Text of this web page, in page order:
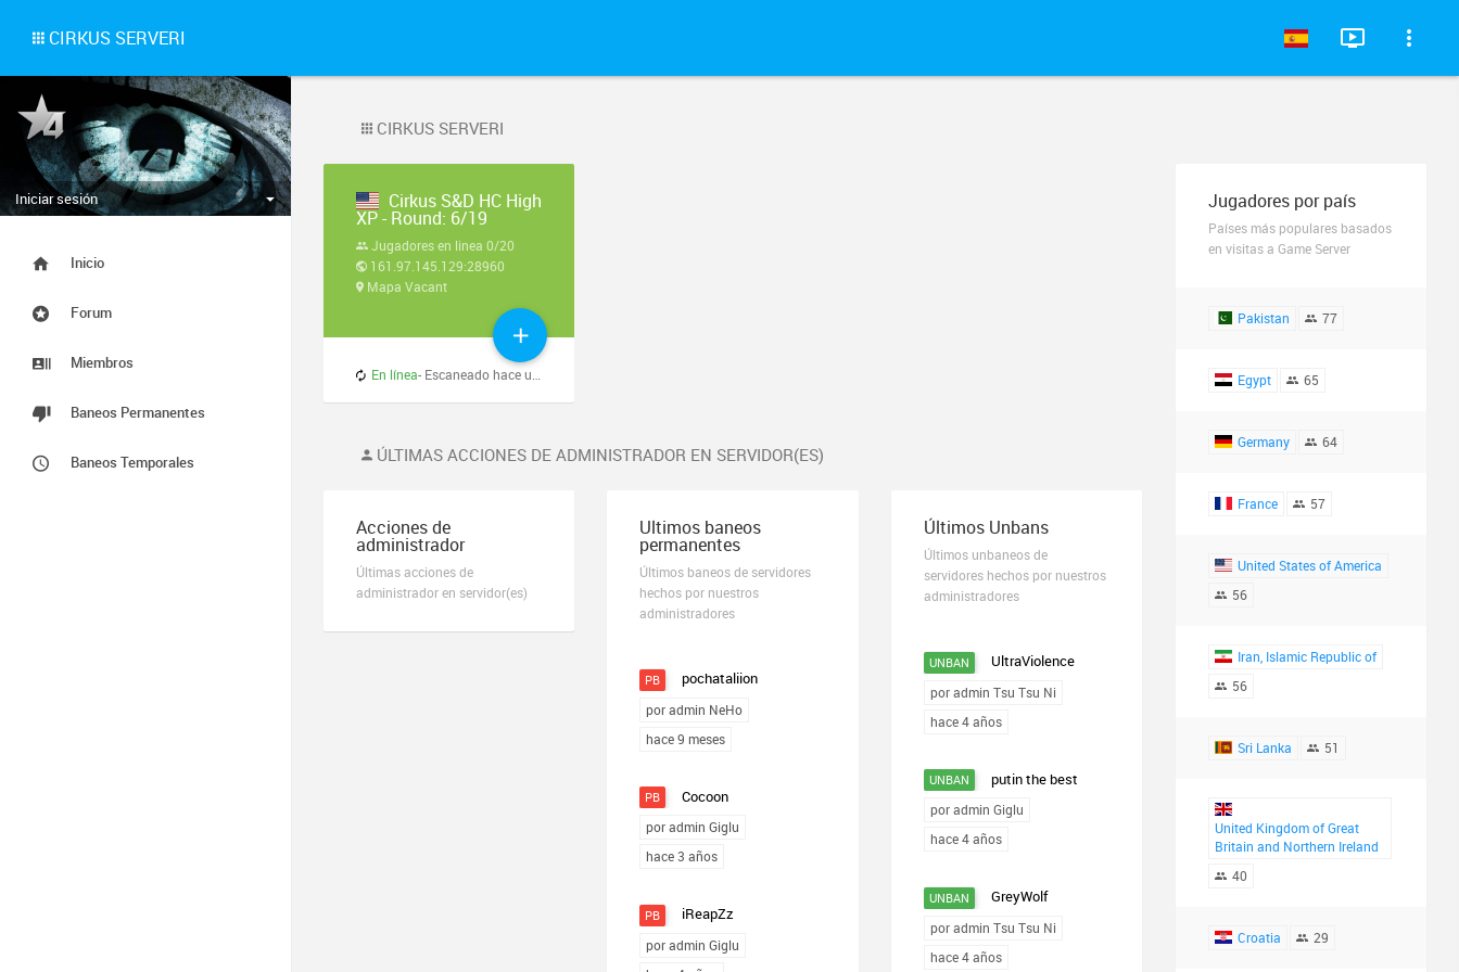
CIRKUS SERVERI
Iniciar sesión
Inicio
Forum
Miembros
Baneos Permanentes
Baneos Temporales
CIRKUS SERVERI
Cirkus S&D HC High
XP - Round: 6/19
Jugadores en linea 0/20
161.97.145.129:28960
Mapa Vacant
En línea- Escaneado hace unos segundos
ÚLTIMAS ACCIONES DE ADMINISTRADOR EN SERVIDOR(ES)
Acciones de
administrador
Últimas acciones de
administrador en servidor(es)
Ultimos baneos
permanentes
Últimos baneos de servidores
hechos por nuestros
administradores
PB pochataliion
por admin NeHo
hace 9 meses
PB Cocoon
por admin Giglu
hace 3 años
PB iReapZz
por admin Giglu
Últimos Unbans
Últimos unbaneos de
servidores hechos por nuestros
administradores
UNBAN UltraViolence
por admin Tsu Tsu Ni
hace 4 años
UNBAN putin the best
por admin Giglu
hace 4 años
UNBAN GreyWolf
por admin Tsu Tsu Ni
hace 4 años
Jugadores por país
Países más populares basados
en visitas a Game Server
Pakistan 77
Egypt 65
Germany 64
France 57
United States of America
56
Iran, Islamic Republic of
56
Sri Lanka 51
United Kingdom of Great
Britain and Northern Ireland
40
Croatia 29